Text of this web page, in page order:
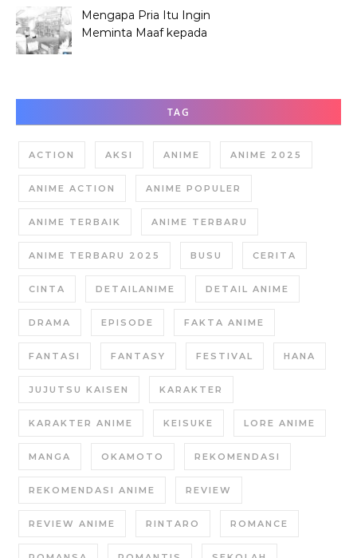
Mengapa Pria Itu Ingin
Meminta Maaf kepada
TAG
ACTION AKSI ANIME ANIME 2025
ANIME ACTION ANIME POPULER
ANIME TERBAIK ANIME TERBARU
ANIME TERBARU 2025 BUSU CERITA
CINTA DETAILANIME DETAIL ANIME
DRAMA EPISODE FAKTA ANIME
FANTASI FANTASY FESTIVAL HANA
JUJUTSU KAISEN KARAKTER
KARAKTER ANIME KEISUKE LORE ANIME
MANGA OKAMOTO REKOMENDASI
REKOMENDASI ANIME REVIEW
REVIEW ANIME RINTARO ROMANCE